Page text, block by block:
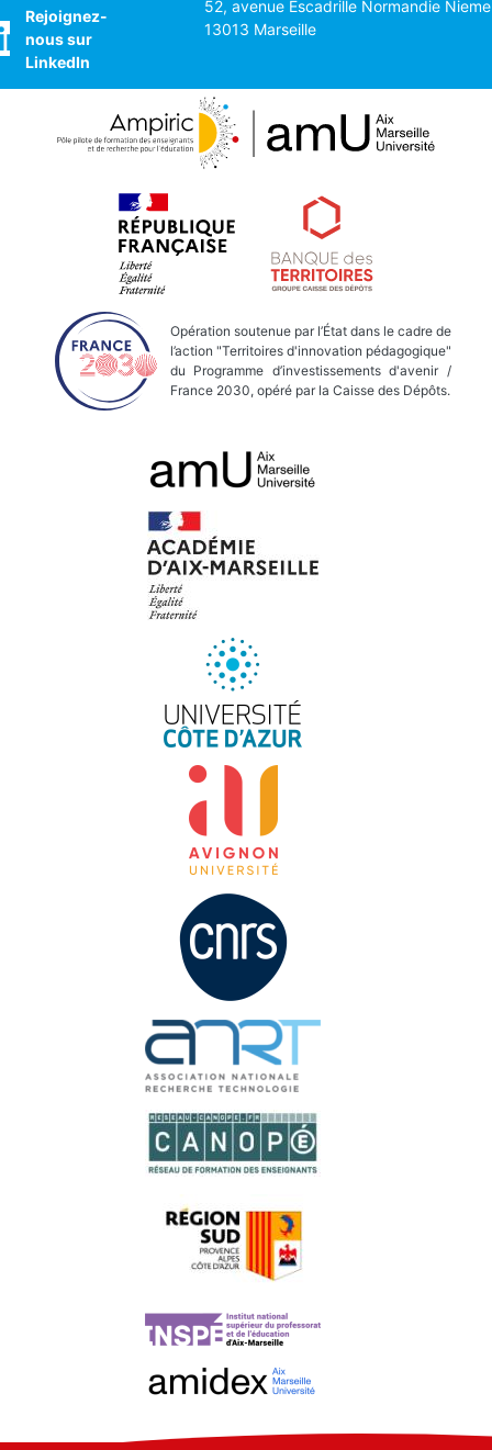
Rejoignez-
nous sur
LinkedIn
52, avenue Escadrille Normandie
13013 Marseille
Opération soutenue par l’État dans le cadre de
l’action "Territoires d'innovation pédagogique"
du Programme d’investissements d'avenir /
France 2030, opéré par la Caisse des Dépôts.